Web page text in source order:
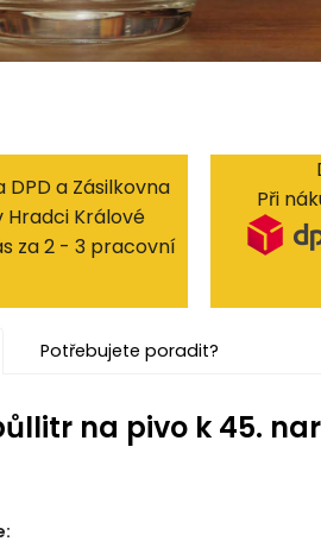
a Zásilkovna
Králové
za 2 - 3 pracovní
Při
Potřebujete poradit?
na pivo k 45.